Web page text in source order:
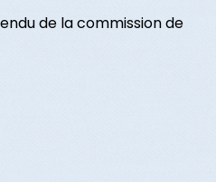
de la commission de